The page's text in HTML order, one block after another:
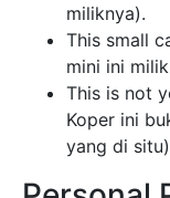
miliknya).
This small
mini ini
This is not
Koper ini
yang di situ)